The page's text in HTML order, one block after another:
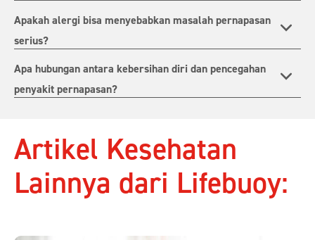
Apakah alergi bisa menyebabkan masalah pernapasan
serius?
Apa hubungan antara kebersihan diri dan pencegahan
penyakit pernapasan?
Artikel Kesehatan
Lainnya dari Lifebuoy: